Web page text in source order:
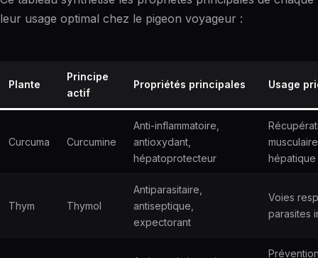
leur usage optimal chez le pigeon voyageur :
Plante
Principe
actif
Propriétés principales Usage
Curcuma Curcumine
Anti-inflammatoire,
antioxydant,
hépatoprotecteur
hépatique
Thym Thymol
Antiparasitaire,
antiseptique,
expectorant
Voies
parasites